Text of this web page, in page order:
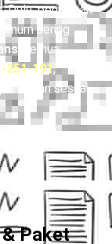
main soal waktu.
perjalanan
sering
, semua
251-191,
tujuan sesuai